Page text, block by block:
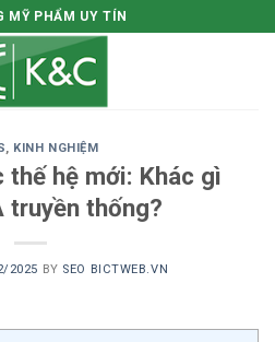
MỸ PHẨM UY TÍN
, KINH NGHIỆM
hệ mới: Khác gì
truyền thống?
2025 BY SEO BICTWEB.VN